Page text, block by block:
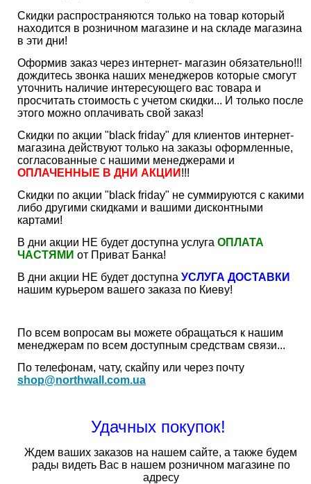
Cкидки распространяются только на товар который
находится в розничном магазине и на складе магазина
в эти дни!
Оформив заказ через интернет- магазин обязательно!!!
дождитесь звонка наших менеджеров которые смогут
уточнить наличие интересующего вас товара и
просчитать стоимость с учетом скидки... И только после
этого можно оплачивать свой заказ!
Скидки по акции "black friday" для клиентов интернет-
магазина действуют только на заказы оформленные,
согласованные с нашими менеджерами и
ОПЛАЧЕННЫЕ В ДНИ АКЦИИ !!!
Скидки по акции "black friday" не суммируются с какими
либо другими скидками и вашими дисконтными
картами!
В дни акции НЕ будет доступна услуга ОПЛАТА
ЧАСТЯМИ от Приват Банка!
В дни акции НЕ будет доступна УСЛУГА ДОСТАВКИ
нашим курьером вашего заказа по Киеву!
По всем вопросам вы можете обращаться к нашим
менеджерам по всем доступным средствам связи...
По телефонам, чату, скайпу или через почту
shop@northwall.com.ua
Удачных покупок!
Ждем ваших заказов на нашем сайте, а также будем
рады видеть Вас в нашем розничном магазине по
адресу